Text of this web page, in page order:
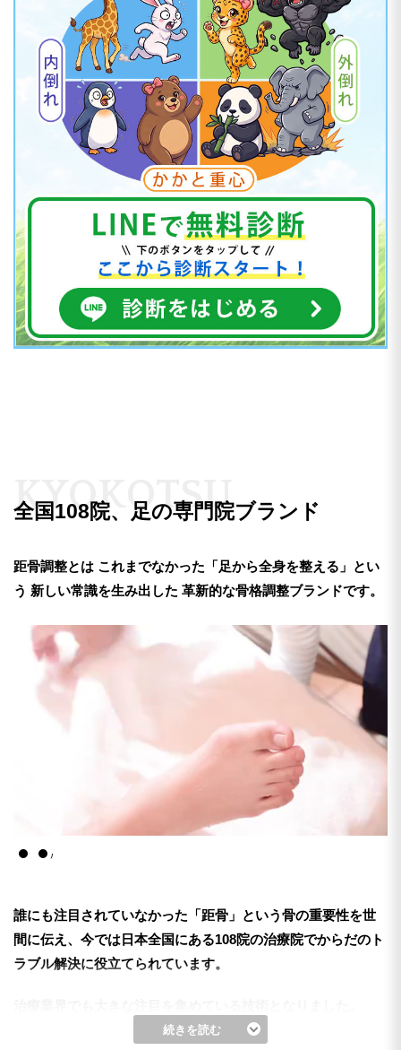
全国108院、足の専門院ブランド
KYOK OTSU
距骨調整とは これまでなかった「足から全身を整える」とい
う 新しい常識を生み出した 革新的な骨格調整ブランドです。
誰にも注目されていなかった「距骨」という骨の重要性を世
間に伝え、今では日本全国にある108院の治療院でからだのト
ラブル解決に役立てられています。
その話題となった5つのポイントを簡単にご紹介します。
続きを読む